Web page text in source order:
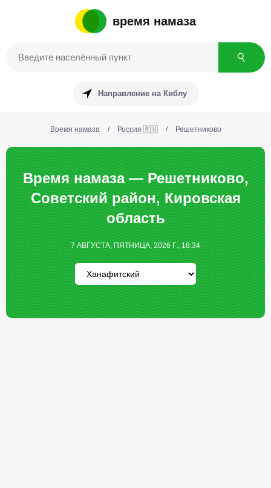
время намаза
Направление на Киблу
Время намаза / Россия 🇷🇺 / Решетниково
Время намаза — Решетниково,
Советский район, Кировская
область
7 АВГУСТА, ПЯТНИЦА, 2026 Г., 18:34